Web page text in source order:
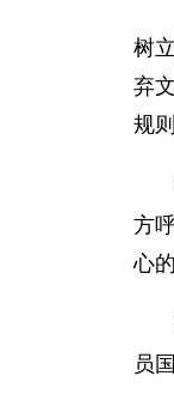
树
弃
规
方
心
员